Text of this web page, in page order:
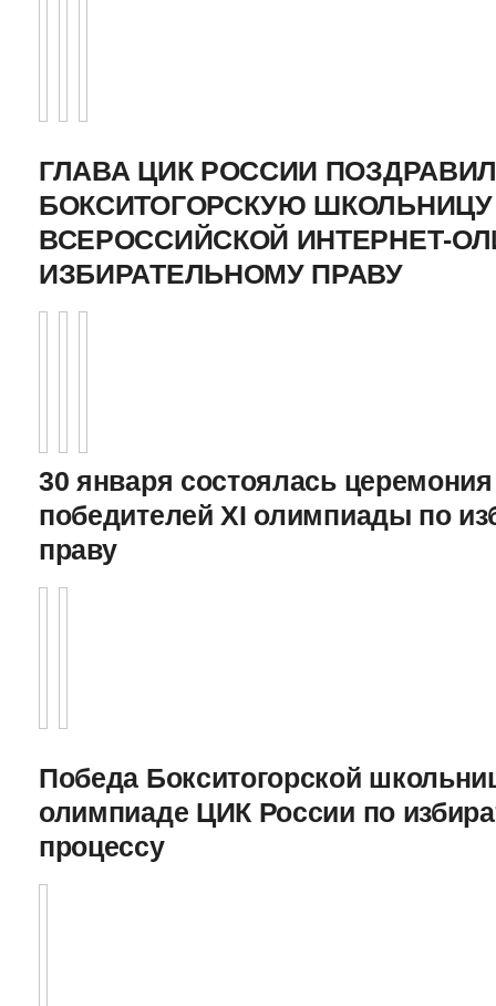
ГЛАВА ЦИК РОССИИ
БОКСИТОГОРСКУЮ
ВСЕРОССИЙСКОЙ ИНТЕРНЕТ-
ИЗБИРАТЕЛЬНОМУ ПРАВУ
30 января состоялась
победителей XI олимпиады по
праву
Победа Бокситогорской
олимпиаде ЦИК России по
процессу